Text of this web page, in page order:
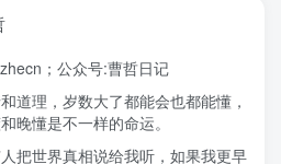
；公众号:曹哲日记
道理，岁数大了都能会也都能懂，
晚懂是不一样的命运。
把世界真相说给我听，如果我更早